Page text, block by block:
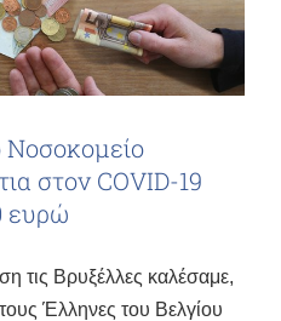
Νοσοκομείο
στον COVID-19
ευρώ
τις Βρυξέλλες καλέσαμε,
Έλληνες του Βελγίου